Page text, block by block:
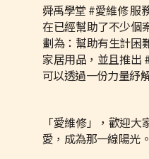
舜禹學堂 #愛維修 服
在已經幫助了不少個
劃為：幫助有生計困
家居用品，並且推出
可以透過一份力量紓
「愛維修」，歡迎
愛，成為那一線陽光。